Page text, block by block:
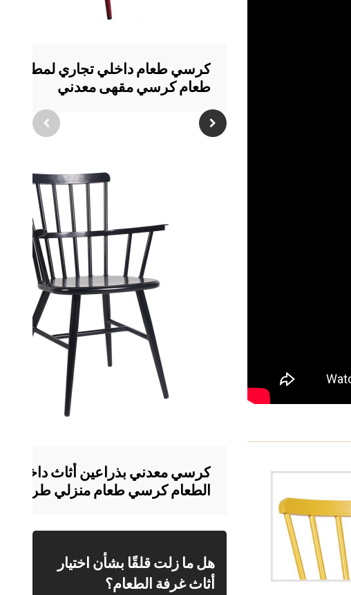
كرسي طعام داخلي تجاري لمطعم
طعام كرسي مقهى معدني
كرسي معدني بذراعين أثاث داخلي
الطعام كرسي طعام منزلي طراز
هل ما زلت قلقًا بشأن اختيار
أثاث غرفة الطعام؟